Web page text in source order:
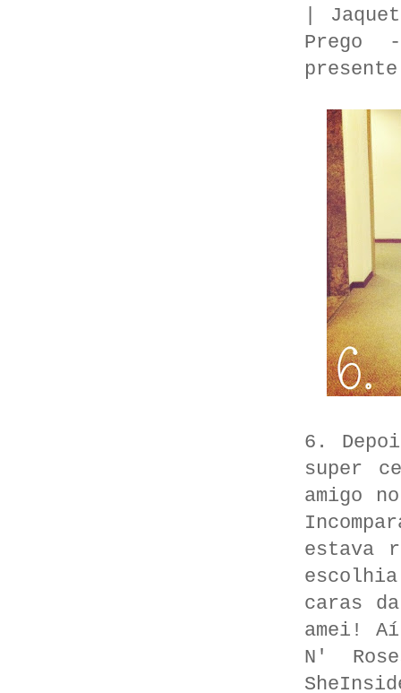
|
Prego
6.
super
amigo
estava
caras
amei!
N'